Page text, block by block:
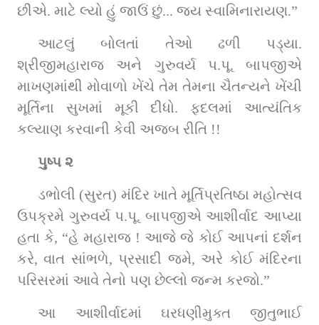
છીએ. માટે લ્યો હું જાઉં છું... જય સ્વામિનારાયણ.”
આટલું બોલતાં તેઓ ઢળી પડ્યા.
શ્રીજીમહારાજ અને ગુરુવર્ય પ.પૂ. બાપજીએ
માખણમાંથી મોવાળો ખેંચે તેમ તેમના ચૈતન્યને ખેંચી
મૂર્તિના સુખમાં મૂકી દીધો. ફદલમાં આત્યંતિક
કલ્યાણ કરવાની કેવી અજબ રીતિ !!
પુષ્પ ૨
ડભોલી (સુરત) મંદિર ખાતે મૂર્તિપ્રતિષ્ઠા મહોત્સવ
ઉપક્રમે ગુરુવર્ય પ.પૂ. બાપજીએ આશીર્વાદ આપ્યા
હતા કે, “હે મહારાજ ! આજે જે કોઈ આપનાં દર્શન
કરે, વાત સાંભળે, પ્રસાદી જમે, અરે કોઈ મંદિરના
પરિસરમાં આવે તેનો પણ છેલ્લો જન્મ કરજો.”
આ આશીર્વાદમાં ઘરધણીમુક્ત જીતુભાઈ